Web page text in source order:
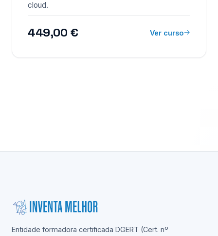
cloud.
449,00 € Ver curso
Entidade formadora certificada DGERT (Cert. nº